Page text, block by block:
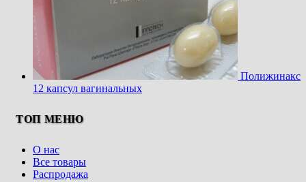
Полижинакс
12 капсул вагинальных
ТОП МЕНЮ
О нас
Все товары
Распродажа